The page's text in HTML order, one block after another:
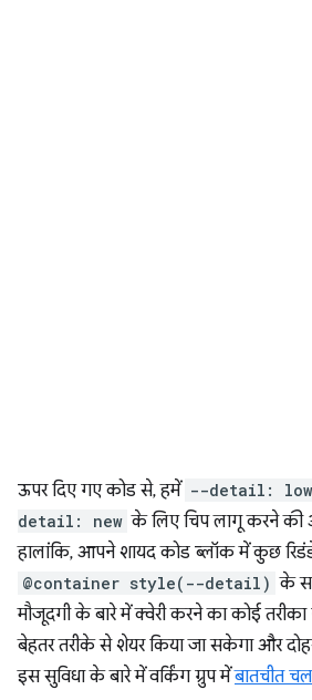
ऊपर दिए गए कोड से, हमें --detail:
detail: new के लिए चिप लागू करने की
हालांकि, आपने शायद कोड ब्लॉक में कुछ
@container style(--detail) के
मौजूदगी के बारे में क्वेरी करने का कोई
बेहतर तरीके से शेयर किया जा सकेगा और
इस सुविधा के बारे में वर्किंग ग्रुप मेंबातचीत